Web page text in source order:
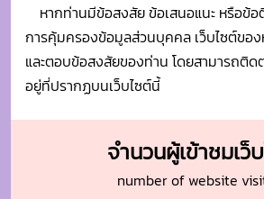
number of website
28 6013